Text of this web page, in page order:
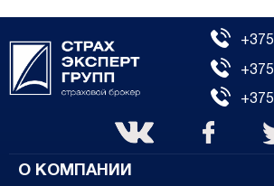
O КОМПАНИИ